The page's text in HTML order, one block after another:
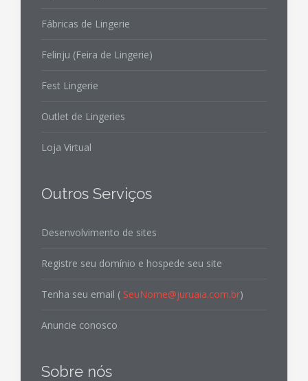
Fábricas de Lingerie
Felinju (Feira de Lingerie)
Fest Lingerie
Outlet de Lingeries
Loja Virtual
Outros Serviços
Desenvolvimento de sites
Registre seu domínio e hospede seu site
Tenha seu email ( SeuNome@juruaia.com.br)
Anuncie conosco
Sobre nós